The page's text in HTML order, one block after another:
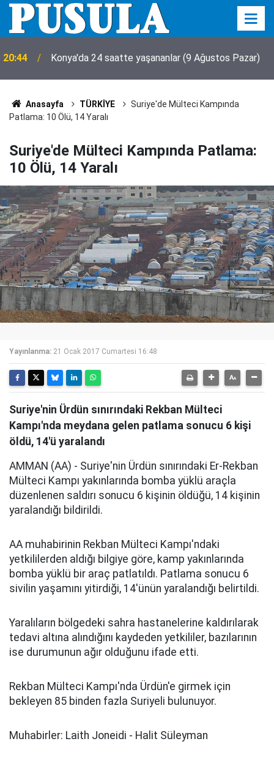
20:44 Konya'da 24 saatte yaşananlar (9 Ağustos Pazar)
Anasayfa TÜRKİYE
Suriye'de Mülteci Kampında
Patlama: 10 Ölü, 14 Yaralı
Suriye'de Mülteci Kampında Patlama:
10 Ölü, 14 Yaralı
Yayınlanma: 21 Ocak 2017 Cumartesi 16:48
Suriye'nin Ürdün sınırındaki Rekban Mülteci
Kampı'nda meydana gelen patlama sonucu 6 kişi
öldü, 14'ü yaralandı
AMMAN (AA) - Suriye'nin Ürdün sınırındaki Er-Rekban
Mülteci Kampı yakınlarında bomba yüklü araçla
düzenlenen saldırı sonucu 6 kişinin öldüğü, 14 kişinin
yaralandığı bildirildi.
AA muhabirinin Rekban Mülteci Kampı'ndaki
yetkililerden aldığı bilgiye göre, kamp yakınlarında
bomba yüklü bir araç patlatıldı. Patlama sonucu 6
sivilin yaşamını yitirdiği, 14'ünün yaralandığı belirtildi.
Yaralıların bölgedeki sahra hastanelerine kaldırılarak
tedavi altına alındığını kaydeden yetkililer, bazılarının
ise durumunun ağır olduğunu ifade etti.
Rekban Mülteci Kampı'nda Ürdün'e girmek için
bekleyen 85 binden fazla Suriyeli bulunuyor.
Muhabirler: Laith Joneidi - Halit Süleyman